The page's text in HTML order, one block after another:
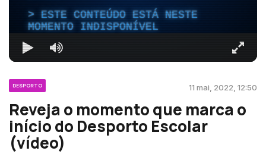
ESTE CONTEÚDO ESTÁ NESTE
MOMENTO INDISPONÍVEL
DESPORTO 11 mai, 2022, 12:50
Reveja o momento que marca o
início do Desporto Escolar
(vídeo)